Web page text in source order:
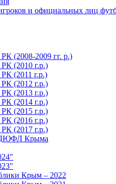
и официальных лиц
(2008-2009 гг. р.)
(2010 г.р.)
(2011 г.р.)
(2012 г.р.)
(2013 г.р.)
(2014 г.р.)
(2015 г.р.)
(2016 г.р.)
(2017 г.р.)
ДЮФЛ Крыма
Крым – 2022